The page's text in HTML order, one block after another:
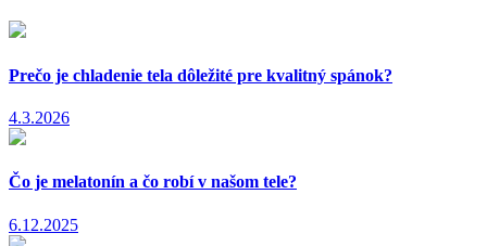
Prečo je chladenie tela dôležité pre kvalitný spánok?
4.3.2026
Čo je melatonín a čo robí v našom tele?
6.12.2025